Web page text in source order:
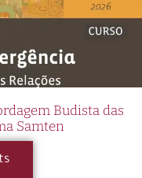
Budista das
Samten